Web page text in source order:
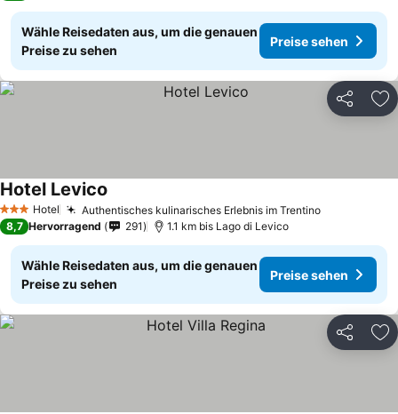
Wähle Reisedaten aus, um die genauen
Preise zu sehen
Preise sehen
Teilen
3 SterneHotel Authentisches kulinarisches Erlebnis im TrentinoPreise
Hotel Levico
8,7 Hervorragend 291 1.1 km bis Lago di Levico
Wähle Reisedaten aus, um die genauen
Preise zu sehen
Preise sehen
Teilen